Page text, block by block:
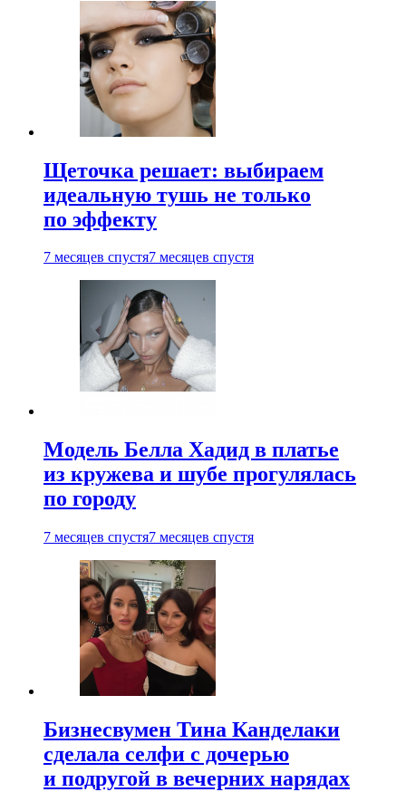
Щеточка решает: выбираем
идеальную тушь не только
по эффекту
7 месяцев спустя7 месяцев спустя
Модель Белла Хадид в платье
из кружева и шубе прогулялась
по городу
7 месяцев спустя7 месяцев спустя
Бизнесвумен Тина Канделаки
сделала селфи с дочерью
и подругой в вечерних нарядах